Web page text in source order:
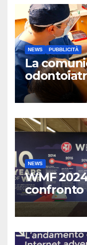
NEWS PUBBLICITÀ
La
una
NEWS
WMF
confronto